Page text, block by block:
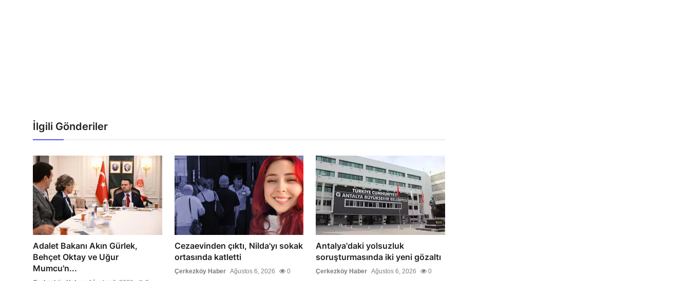
İlgili Gönderiler
Adalet Bakanı Akın Gürlek,
Behçet Oktay ve Uğur
Mumcu'n...
Cezaevinden çıktı, Nilda'yı sokak
ortasında katletti
Çerkezköy Haber Ağustos 6, 2026 0
Antalya'daki yolsuzluk
soruşturmasında iki yeni gözaltı
Çerkezköy Haber Ağustos 6, 2026 0